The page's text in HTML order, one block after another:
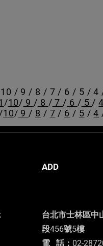
10 / 9 / 8 / 7 / 6 / 5 /4
/10/ 9 / 8 / 7 / 6 / 5 /4
/10/ 9 / 8 / 7 / 6 / 5 /4
ADD
台北市士林區中
段456號5樓
電 話：02-